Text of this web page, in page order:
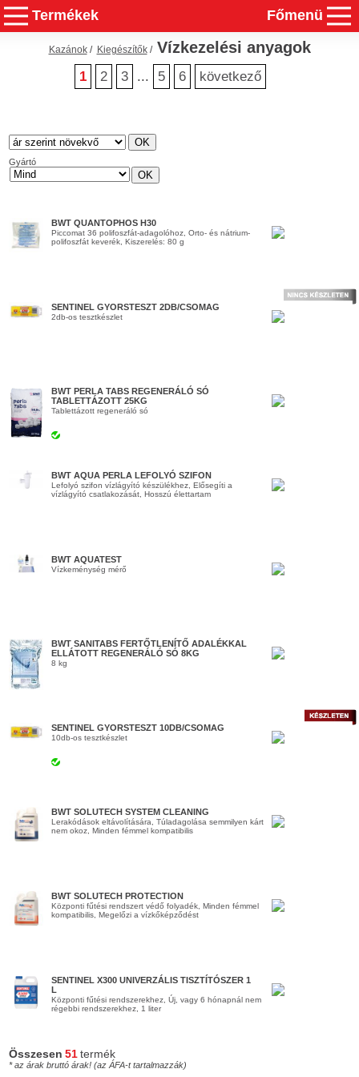
Termékek Főmenü
Kazánok/ Kiegészítők/ Vízkezelési anyagok
1 2 3 ... 5 6 következő
Gyártó
BWT QUANTOPHOS H30
Piccomat 36 polifoszfát-adagolóhoz, Orto- és nátrium-
polifoszfát keverék, Kiszerelés: 80 g
SENTINEL GYORSTESZT 2DB/CSOMAG
2db-os tesztkészlet
BWT PERLA TABS REGENERÁLÓ SÓ
TABLETTÁZOTT 25KG
Tablettázott regeneráló só
BWT AQUA PERLA LEFOLYÓ SZIFON
Lefolyó szifon vízlágyító készülékhez, Elősegíti a
vízlágyító csatlakozását, Hosszú élettartam
BWT AQUATEST
Vízkeménység mérő
BWT SANITABS FERTŐTLENÍTŐ ADALÉKKAL
ELLÁTOTT REGENERÁLÓ SÓ 8KG
8 kg
SENTINEL GYORSTESZT 10DB/CSOMAG
10db-os tesztkészlet
BWT SOLUTECH SYSTEM CLEANING
Lerakódások eltávolítására, Túladagolása semmilyen kárt
nem okoz, Minden fémmel kompatibilis
BWT SOLUTECH PROTECTION
Központi fűtési rendszert védő folyadék, Minden fémmel
kompatibilis, Megelőzi a vízkőképződést
SENTINEL X300 UNIVERZÁLIS TISZTÍTÓSZER 1
L
Központi fűtési rendszerekhez, Új, vagy 6 hónapnál nem
régebbi rendszerekhez, 1 liter
Összesen 51 termék
* az árak bruttó árak! (az ÁFA-t tartalmazzák)